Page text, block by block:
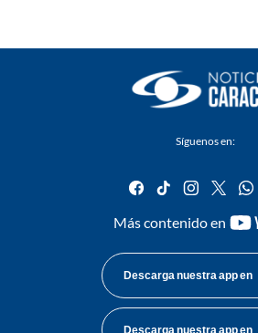
Síguenos en:
facebook
tiktok
Más contenido en
Descarga nuestra app en
Descarga nuestra app en